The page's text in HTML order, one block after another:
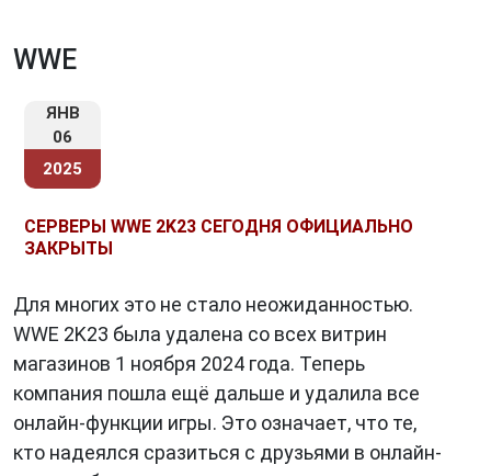
WWE
ЯНВ
06
2025
СЕРВЕРЫ WWE 2K23 СЕГОДНЯ ОФИЦИАЛЬНО
ЗАКРЫТЫ
Для многих это не стало неожиданностью.
WWE 2K23 была удалена со всех витрин
магазинов 1 ноября 2024 года. Теперь
компания пошла ещё дальше и удалила все
онлайн-функции игры. Это означает, что те,
кто надеялся сразиться с друзьями в онлайн-